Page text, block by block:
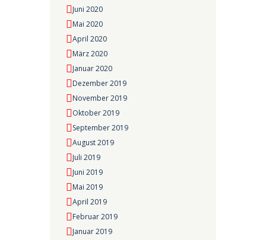
Juni 2020
Mai 2020
April 2020
März 2020
Januar 2020
Dezember 2019
November 2019
Oktober 2019
September 2019
August 2019
Juli 2019
Juni 2019
Mai 2019
April 2019
Februar 2019
Januar 2019